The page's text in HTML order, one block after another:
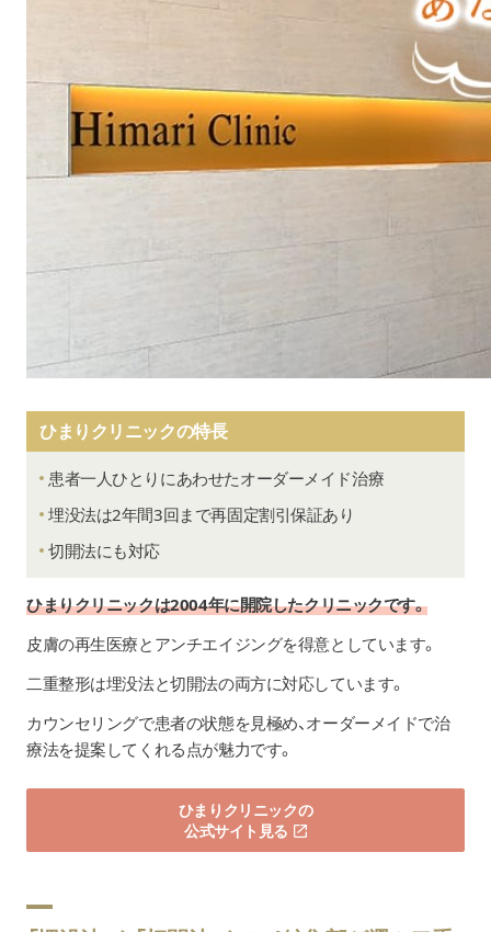
ひまりクリニックの特長
患者一人ひとりにあわせたオーダーメイド治療
埋没法は2年間3回まで再固定割引保証あり
切開法にも対応
ひまりクリニックは2004年に開院したクリニックです。
皮膚の再生医療とアンチエイジングを得意としています。
二重整形は埋没法と切開法の両方に対応しています。
カウンセリングで患者の状態を見極め、オーダーメイドで治
療法を提案してくれる点が魅力です。
ひまりクリニックの
公式サイト見る